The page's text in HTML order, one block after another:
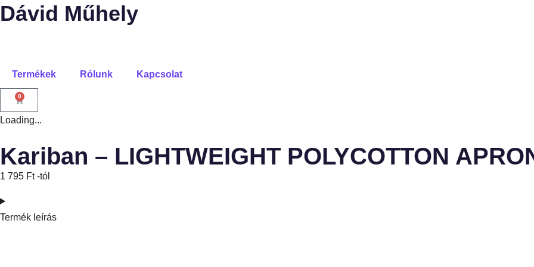
Dávid Műhely
Termékek Rólunk Kapcsolat
0
Loading...
Kariban – LIGHTWEIGHT POLYCOTTON
1 795 Ft-tól
Termék leírás